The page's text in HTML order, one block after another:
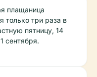
плащаница
только три раза в
пятницу, 14
сентября.